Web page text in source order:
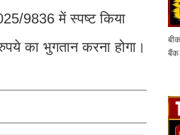
9836 में स्पष्ट किया
का भुगतान करना होगा।
बैंक